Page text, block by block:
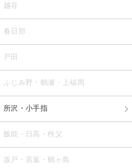
越谷
春日部
戸田
ふじみ野・鶴瀬・上福岡
所沢・小手指
飯能・日高・秩父
坂戸・若葉・鶴ヶ島